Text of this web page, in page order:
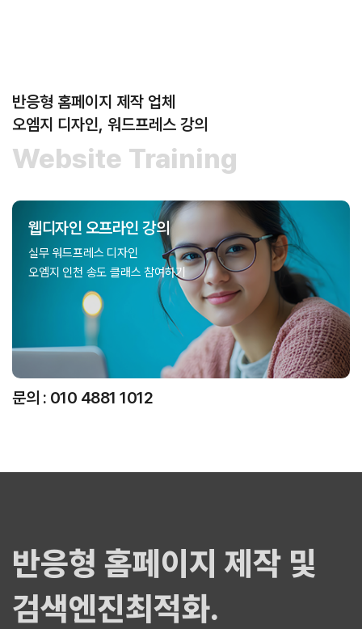
반응형 홈페이지 제작 업체
오엠지 디자인, 워드프레스 강의
Website Training
웹디자인 오프라인 강의
실무 워드프레스 디자인
오엠지 인천 송도 클래스 참여하기
인천 송도 오프라인 강의
엘리멘터, 구텐베르크, 디자인 기초를 한 번에~
관련 소식
문의 : 010 4881 1012
반응형 홈페이지 제작 및
검색엔진최적화.